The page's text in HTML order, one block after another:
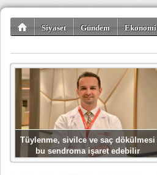
Siyaset Gündem Ekonomi
Tüylenme, sivilce ve saç dökülmesi
bu sendroma işaret edebilir